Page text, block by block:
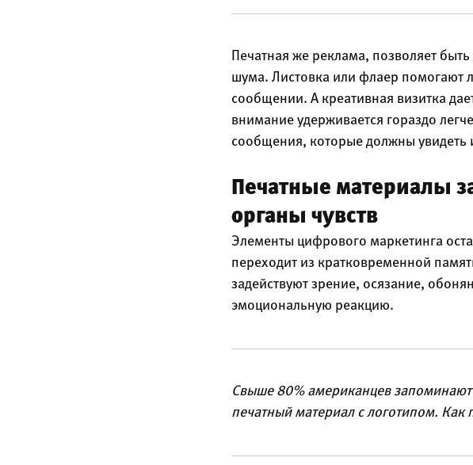
Печатная же реклама, позволяет
шума. Листовка или флаер помогают
сообщении. А креативная визитка
внимание удерживается гораздо
сообщения, которые должны увидеть
Печатные материалы
органы чувств
Элементы цифрового маркетинга
переходит из кратковременной
задействуют зрение, осязание,
эмоциональную реакцию.
Свыше 80% американцев запоминают
печатный материал с логотипом. Как